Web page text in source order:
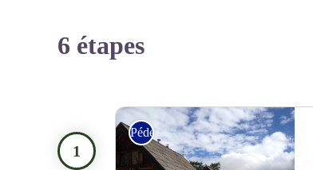
6 étapes
Pédestre